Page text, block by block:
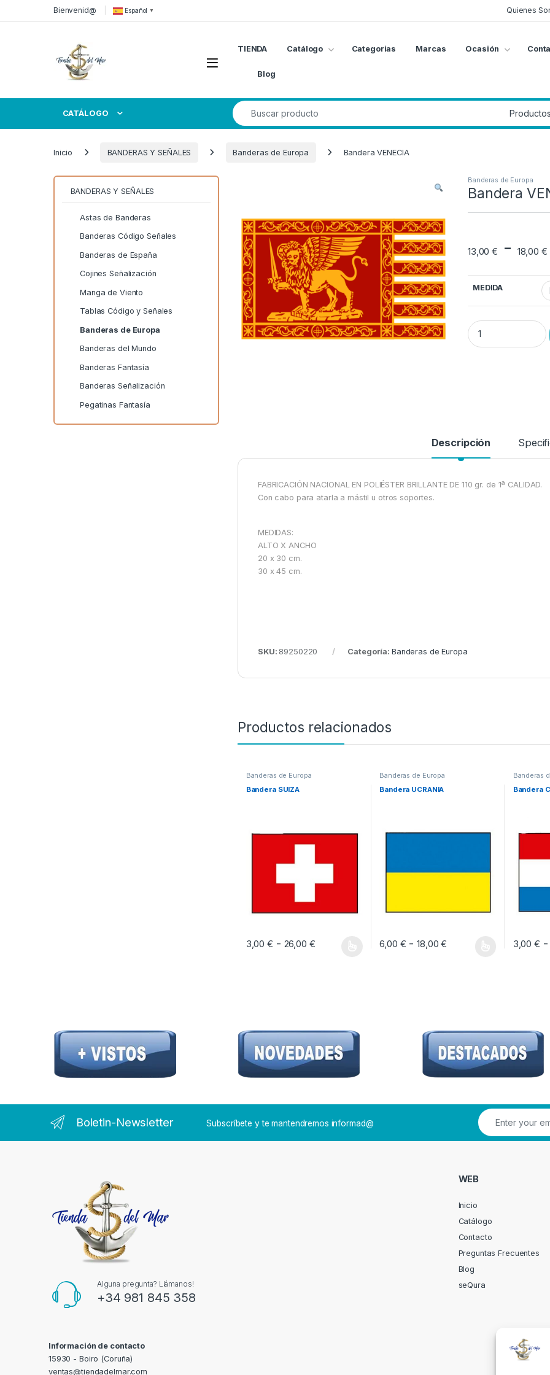
Skip to navigation
Skip to contentBienvenid@ Español ▼ Quienes
Open
TIENDA Catálogo Categorias Marcas Ocasión
Blog
CATÁLOGO
Search for:
Inicio BANDERAS Y SEÑALES Banderas de Europa Bandera VENECIA
Banderas de Europa
Bandera
13,00€ - 18,00 €
MEDIDA
Bandera VENECIA
Descripción
FABRICACIÓN NACIONAL EN POLIÉSTER BRILLANTE DE 110 gr. de 1ª CALIDAD.
Con cabo para atarla a mástil u otros soportes.
MEDIDAS:
ALTO X ANCHO
20 x 30 cm.
30 x 45 cm.
SKU: 89250220 Categoría: Banderas de Europa
Productos relacionados
Banderas de Europa
Bandera SUIZA
3,00€ - 26,00 €Rango de precios: desde 3,00 € hasta 26,00
Este producto tiene múltiples variantes. Las opciones se pueden elegir en la
Banderas de Europa
Bandera UCRANIA
6,00 € - 18,00€ Rango de precios:
Este producto tiene múltiples variantes. Las
Banderas
Bandera
3,00€ -
Este
BANDERAS Y SEÑALES
Astas de Banderas
Banderas Código Señales
Banderas de España
Cojines Señalización
Manga de Viento
Tablas Código y Señales
Banderas de Europa
Banderas del Mundo
Banderas Fantasía
Banderas Señalización
Pegatinas Fantasía
Boletin-Newsletter Subscríbete y te mantendremos informad@
Alguna pregunta? Llámanos!
+34 981 845 358
Información de contacto
15930 - Boiro (Coruña)
ventas@tiendadelmar.com
WEB
Inicio
Catálogo
Contacto
Preguntas Frecuentes
Blog
seQura